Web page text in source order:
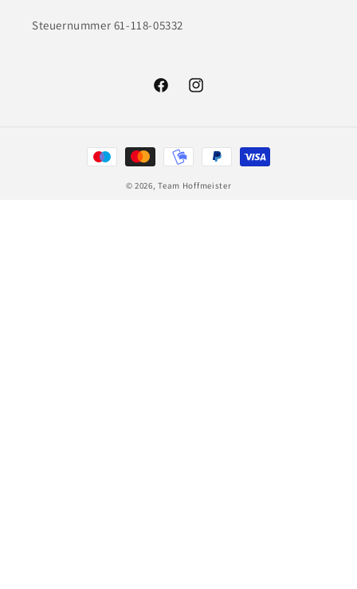
Steuernummer 61-118-05332
FacebookInstagram
Zahlungsmethoden
© 2026,Team Hoffmeister